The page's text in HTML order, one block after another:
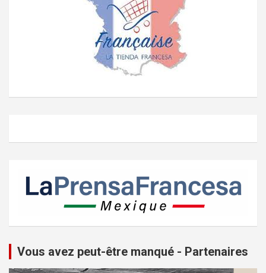
Vous avez peut-être manqué - Partenaires